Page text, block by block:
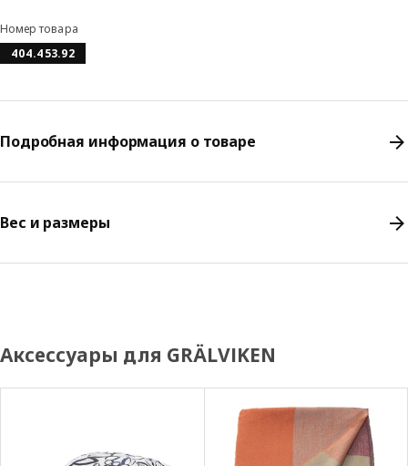
Номер товара
404.453.92
Подробная информация о товаре
Вес и размеры
Аксессуары для GRÄLVIKEN